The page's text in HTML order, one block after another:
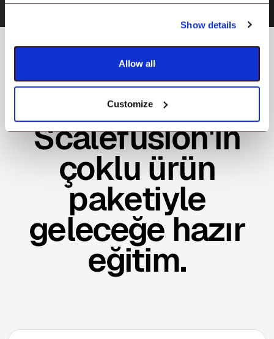
Show details
Allow all
Customize
Scalefusion'ın
çoklu ürün
paketiyle
geleceğe hazır
eğitim.